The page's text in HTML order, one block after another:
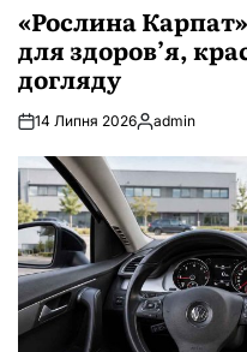
«Рослина
для здоров’я,
догляду
14 Липня 2026Опубліковано
admin